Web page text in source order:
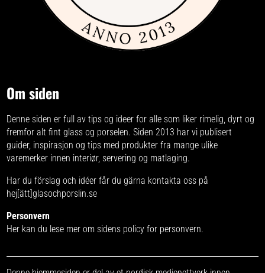
Om siden
Denne siden er full av tips og ideer for alle som liker rimelig, dyrt og
fremfor alt fint glass og porselen. Siden 2013 har vi publisert
guider, inspirasjon og tips med produkter fra mange ulike
varemerker innen interiør, servering og matlaging.
Har du förslag och idéer får du gärna kontakta oss på
hej[ätt]glasochporslin.se
Personvern
Her kan du lese mer om sidens policy for personvern.